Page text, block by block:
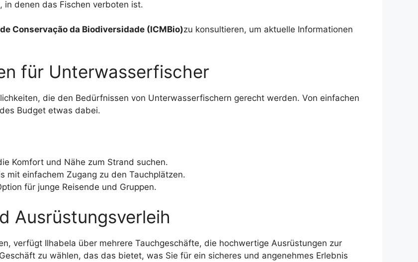
in denen das Fischen verboten ist.
Conservação da Biodiversidade (ICMBio)zu konsultieren, um aktuelle Informationen
für Unterwasserfischer
die den Bedürfnissen von Unterwasserfischern gerecht werden. Von einfachen
Budget etwas dabei.
Komfort und Nähe zum Strand suchen.
mit einfachem Zugang zu den Tauchplätzen.
für junge Reisende und Gruppen.
Ausrüstungsverleih
verfügt Ilhabela über mehrere Tauchgeschäfte, die hochwertige Ausrüstungen zur
zu wählen, das das bietet, was Sie für ein sicheres und angenehmes Erlebnis